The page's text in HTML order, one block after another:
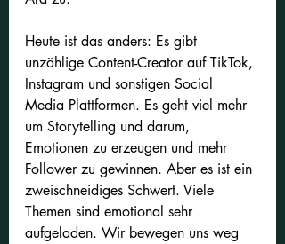
Heute ist das anders: Es gibt
unzählige Content-Creator auf TikTok,
Instagram und sonstigen Social
Media Plattformen. Es geht viel mehr
um Storytelling und darum,
Emotionen zu erzeugen und mehr
Follower zu gewinnen. Aber es ist ein
zweischneidiges Schwert. Viele
Themen sind emotional sehr
aufgeladen. Wir bewegen uns weg